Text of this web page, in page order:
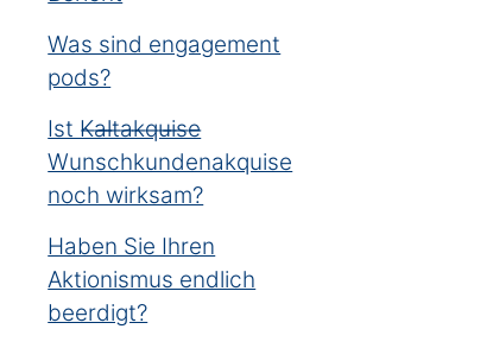
Was sind engagement
pods?
Ist K̶a̶l̶t̶a̶k̶q̶u̶i̶s̶e̶
Wunschkundenakquise
noch wirksam?
Haben Sie Ihren
Aktionismus endlich
beerdigt?